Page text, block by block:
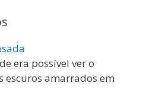
era possível ver o
escuros amarrados em